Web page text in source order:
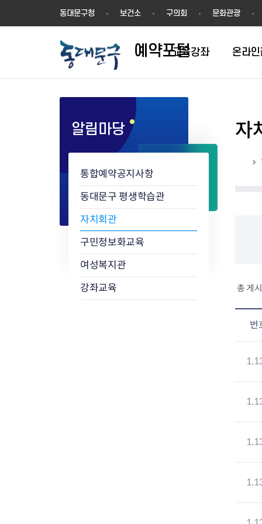
동대문구청 보건소 구의회 문화관광
예약포털교육강좌
평생학습관
동네배움터
온라인
알림마당
통합예약공지사항
동대문구 평생학습관
자치회관
구민정보화교육
여성복지관
강좌교육
자
총 게
번